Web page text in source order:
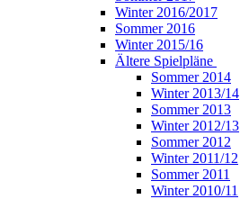
Winter 2016/2017
Sommer 2016
Winter 2015/16
Ältere Spielpläne
Sommer 2014
Winter 2013/14
Sommer 2013
Winter 2012/13
Sommer 2012
Winter 2011/12
Sommer 2011
Winter 2010/11